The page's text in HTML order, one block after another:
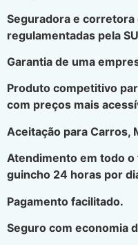
Seguradora e
regulamentadas pela
Garantia de uma
Produto competitivo
com preços mais
Aceitação para Carros,
Atendimento em todo
guincho 24 horas por
Pagamento facilitado.
Seguro com economia